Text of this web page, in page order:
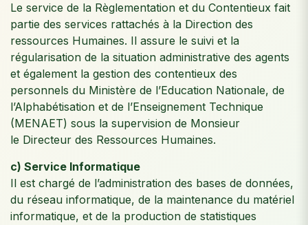
Le service de la Règlementation et du Contentieux fait
partie des services rattachés à la Direction des
ressources Humaines. Il assure le suivi et la
régularisation de la situation administrative des agents
et également la gestion des contentieux des
personnels du Ministère de l’Education Nationale, de
l’Alphabétisation et de l’Enseignement Technique
(MENAET) sous la supervision de Monsieur
le Directeur des Ressources Humaines.
c) Service Informatique
Il est chargé de l’administration des bases de données,
du réseau informatique, de la maintenance du matériel
informatique, et de la production de statistiques